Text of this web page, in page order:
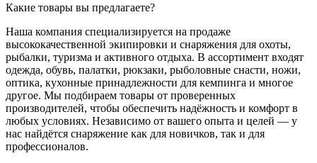
Какие товары вы предлагаете?
Наша компания специализируется на продаже
высококачественной экипировки и снаряжения для охоты,
рыбалки, туризма и активного отдыха. В ассортимент входят
одежда, обувь, палатки, рюкзаки, рыболовные снасти, ножи,
оптика, кухонные принадлежности для кемпинга и многое
другое. Мы подбираем товары от проверенных
производителей, чтобы обеспечить надёжность и комфорт в
любых условиях. Независимо от вашего опыта и целей — у
нас найдётся снаряжение как для новичков, так и для
профессионалов.